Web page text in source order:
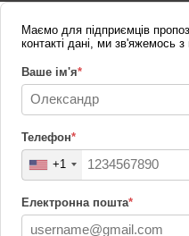
Маємо для підприємців
контакті дані, ми зв'яжемось
Ваше ім'я*
Телефон*
+1
Електронна пошта*